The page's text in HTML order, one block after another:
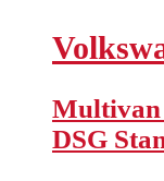
Multivan
DSG